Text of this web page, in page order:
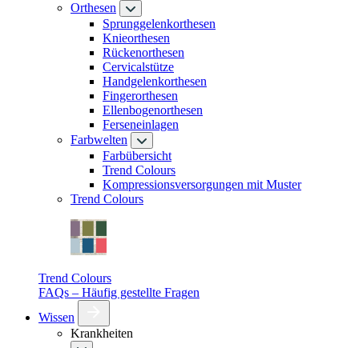
Orthesen
Sprunggelenkorthesen
Knieorthesen
Rückenorthesen
Cervicalstütze
Handgelenkorthesen
Fingerorthesen
Ellenbogenorthesen
Ferseneinlagen
Farbwelten
Farbübersicht
Trend Colours
Kompressionsversorgungen mit Muster
Trend Colours
Trend Colours
FAQs – Häufig gestellte Fragen
Wissen
Krankheiten